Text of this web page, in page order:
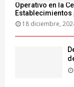
Operativo en la
18 diciembre,